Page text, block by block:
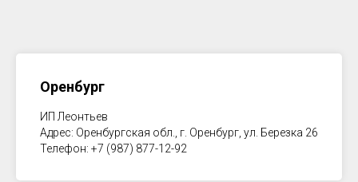
Оренбург
ИП Леонтьев
Адрес: Оренбургская обл., г. Оренбург, ул. Березка 26
Телефон: +7 (987) 877-12-92